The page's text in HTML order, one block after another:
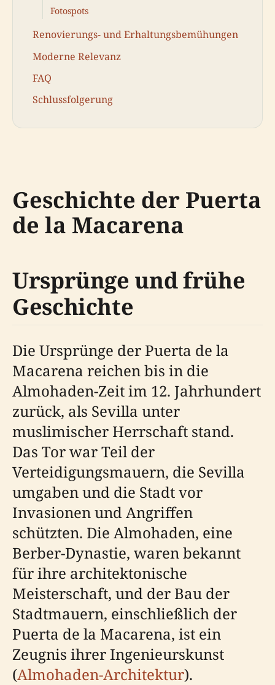
Fotospots
Renovierungs- und Erhaltungsbemühungen
Moderne Relevanz
FAQ
Schlussfolgerung
Geschichte der Puerta
de la Macarena
Ursprünge und frühe
Geschichte
Die Ursprünge der Puerta de la
Macarena reichen bis in die
Almohaden-Zeit im 12. Jahrhundert
zurück, als Sevilla unter
muslimischer Herrschaft stand.
Das Tor war Teil der
Verteidigungsmauern, die Sevilla
umgaben und die Stadt vor
Invasionen und Angriffen
schützten. Die Almohaden, eine
Berber-Dynastie, waren bekannt
für ihre architektonische
Meisterschaft, und der Bau der
Stadtmauern, einschließlich der
Puerta de la Macarena, ist ein
Zeugnis ihrer Ingenieurskunst
(Almohaden-Architektur).